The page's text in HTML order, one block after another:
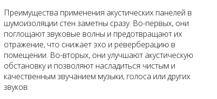
Преимущества применения акустических панелей в
шумоизоляции стен заметны сразу. Во-первых, они
поглощают звуковые волны и предотвращают их
отражение, что снижает эхо и реверберацию в
помещении. Во-вторых, они улучшают акустическую
обстановку и позволяют насладиться чистым и
качественным звучанием музыки, голоса или других
звуков.